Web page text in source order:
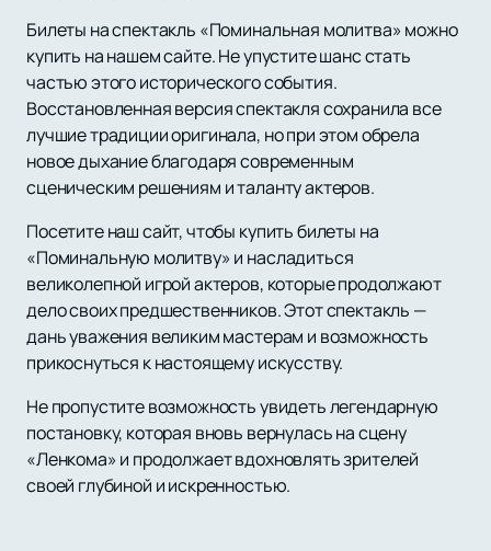
Билеты на спектакль «Поминальная молитва» можно
купить на нашем сайте. Не упустите шанс стать
частью этого исторического события.
Восстановленная версия спектакля сохранила все
лучшие традиции оригинала, но при этом обрела
новое дыхание благодаря современным
сценическим решениям и таланту актеров.
Посетите наш сайт, чтобы купить билеты на
«Поминальную молитву» и насладиться
великолепной игрой актеров, которые продолжают
дело своих предшественников. Этот спектакль —
дань уважения великим мастерам и возможность
прикоснуться к настоящему искусству.
Не пропустите возможность увидеть легендарную
постановку, которая вновь вернулась на сцену
«Ленкома» и продолжает вдохновлять зрителей
своей глубиной и искренностью.